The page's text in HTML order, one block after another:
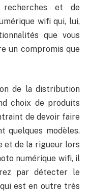
et de
wifi qui, lui,
que vous
un compromis que
de la distribution
choix de produits
de devoir faire
quelques modèles.
et de la rigueur lors
numérique wifi, il
par détecter le
est en outre très